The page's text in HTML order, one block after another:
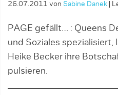
26.07.2011 von Sabine Danek
PAGE gefällt… : Queens
und Soziales spezialisiert,
Heike Becker ihre
pulsieren.